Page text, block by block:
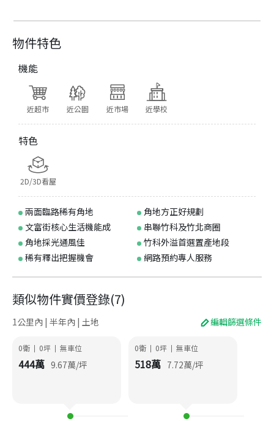
物件特色
機能
近超市 近公園 近市場 近學校
特色
2D/3D看屋
兩面臨路稀有角地
角地方正好規劃
文富街核心生活機能成
串聯竹科及竹北商圈
角地採光通風佳
竹科外溢首選置產地段
稀有釋出把握機會
網路預約專人服務
類似物件實價登錄(7)
1公里內 | 半年內 | 土地 編輯篩選條件
0衛 | 0坪 | 無車位
444萬 9.67萬/坪
0衛 | 0坪 | 無車位
518萬 7.72萬/坪